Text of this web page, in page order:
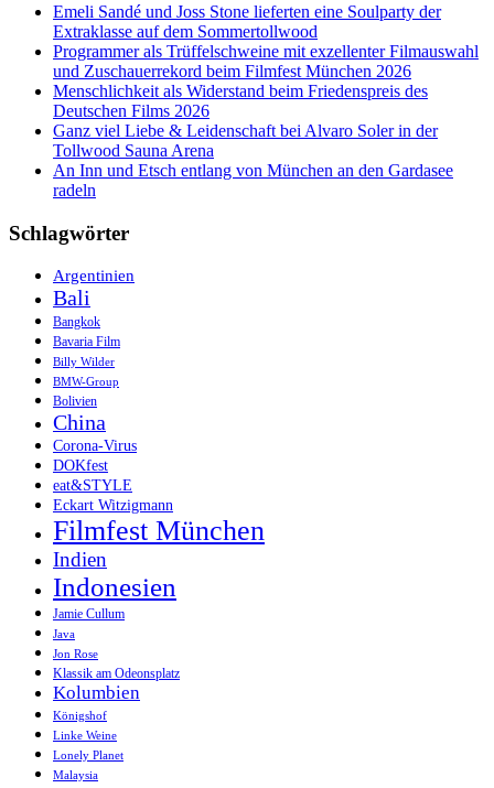
Emeli Sandé und Joss Stone lieferten eine Soulparty der
Extraklasse auf dem Sommertollwood
Programmer als Trüffelschweine mit exzellenter Filmauswahl
und Zuschauerrekord beim Filmfest München 2026
Menschlichkeit als Widerstand beim Friedenspreis des
Deutschen Films 2026
Ganz viel Liebe & Leidenschaft bei Alvaro Soler in der
Tollwood Sauna Arena
An Inn und Etsch entlang von München an den Gardasee
radeln
Schlagwörter
Argentinien
Bali
Bangkok
Bavaria Film
Billy Wilder
BMW-Group
Bolivien
China
Corona-Virus
DOKfest
eat&STYLE
Eckart Witzigmann
Filmfest München
Indien
Indonesien
Jamie Cullum
Java
Jon Rose
Klassik am Odeonsplatz
Kolumbien
Königshof
Linke Weine
Lonely Planet
Malaysia